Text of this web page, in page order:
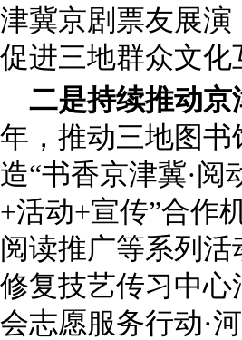
津冀京剧票友展演
促进三地群众文化
二是持续推动
年，推动三地图
造“书香京津冀·阅
+活动+宣传”合作
阅读推广等系列
修复技艺传习中
会志愿服务行动·